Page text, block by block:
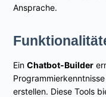
Ansprache.
EinChatbot-Builder
erstellen. Diese Tools